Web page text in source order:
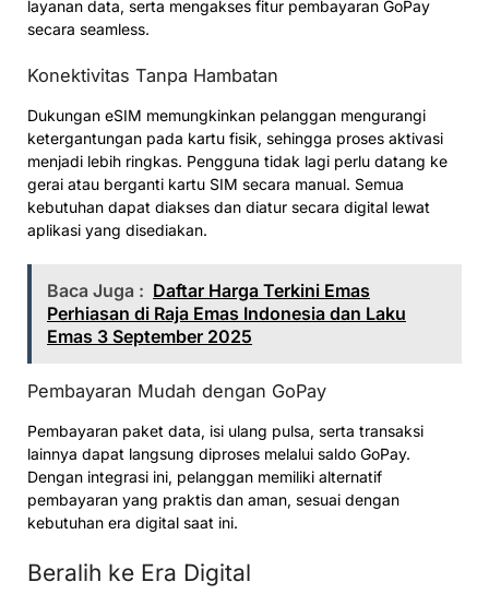
layanan data, serta mengakses fitur pembayaran GoPay
secara seamless.
Konektivitas Tanpa Hambatan
Dukungan eSIM memungkinkan pelanggan mengurangi
ketergantungan pada kartu fisik, sehingga proses aktivasi
menjadi lebih ringkas. Pengguna tidak lagi perlu datang ke
gerai atau berganti kartu SIM secara manual. Semua
kebutuhan dapat diakses dan diatur secara digital lewat
aplikasi yang disediakan.
Baca Juga : Daftar Harga Terkini Emas
Perhiasan di Raja Emas Indonesia dan Laku
Emas 3 September 2025
Pembayaran Mudah dengan GoPay
Pembayaran paket data, isi ulang pulsa, serta transaksi
lainnya dapat langsung diproses melalui saldo GoPay.
Dengan integrasi ini, pelanggan memiliki alternatif
pembayaran yang praktis dan aman, sesuai dengan
kebutuhan era digital saat ini.
Beralih ke Era Digital